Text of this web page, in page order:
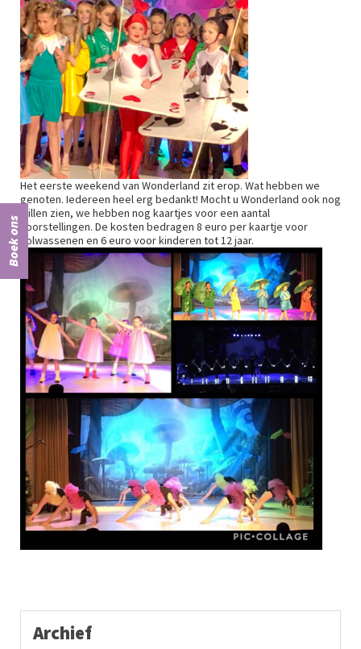
Boek ons
Het eerste weekend van Wonderland zit erop. Wat hebben we
genoten. Iedereen heel erg bedankt! Mocht u Wonderland ook nog
willen zien, we hebben nog kaartjes voor een aantal
voorstellingen. De kosten bedragen 8 euro per kaartje voor
volwassenen en 6 euro voor kinderen tot 12 jaar.
Archief